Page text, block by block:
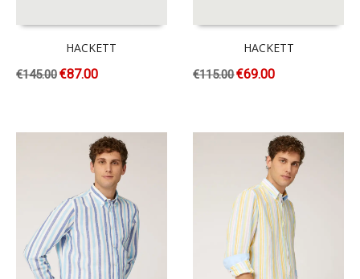
HACKETT
€145.00€87.00
HACKETT
€115.00€69.00